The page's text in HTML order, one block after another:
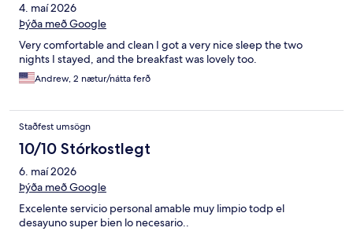
4. maí 2026
Þýða með Google
Very comfortable and clean I got a very nice sleep the two
nights I stayed, and the breakfast was lovely too.
Andrew, 2 nætur/nátta ferð
Staðfest umsögn
10/10 Stórkostlegt
6. maí 2026
Þýða með Google
Excelente servicio personal amable muy limpio todp el
desayuno super bien lo necesario..